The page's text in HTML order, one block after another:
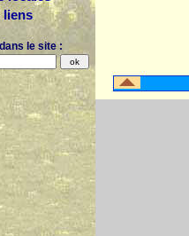
liens
le site :